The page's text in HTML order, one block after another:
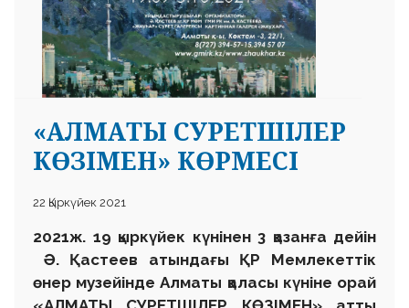
«АЛМАТЫ СУРЕТШІЛЕР
КӨЗІМЕН» КӨРМЕСІ
22 Қыркүйек 2021
2021ж. 19 қыркүйек күнінен 3 қазанға дейін
Ә. Қастеев атындағы ҚР Мемлекеттік
өнер музейінде Алматы қаласы күніне орай